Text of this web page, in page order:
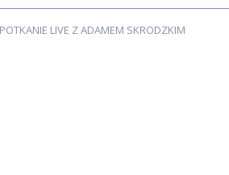
LIVE Z ADAMEM SKRODZKIM